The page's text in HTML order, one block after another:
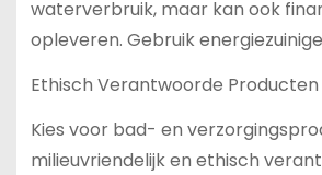
waterverbruik, maar kan ook
opleveren. Gebruik
Ethisch Verantwoorde Producten
Kies voor bad- en
milieuvriendelijk en ethisch